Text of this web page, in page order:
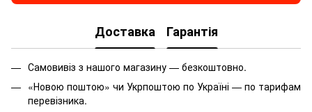
Доставка Гарантія
Самовивіз з нашого магазину — безкоштовно.
«Новою поштою» чи Укрпоштою по Україні — по тарифам
перевізника.